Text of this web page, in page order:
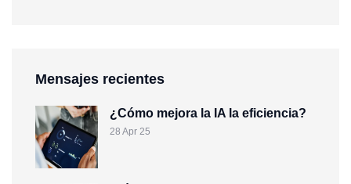
Mensajes recientes
¿Cómo mejora la IA la eficiencia?
28 Apr 25